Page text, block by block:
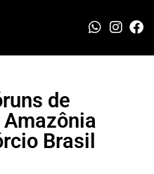
de
Brasil